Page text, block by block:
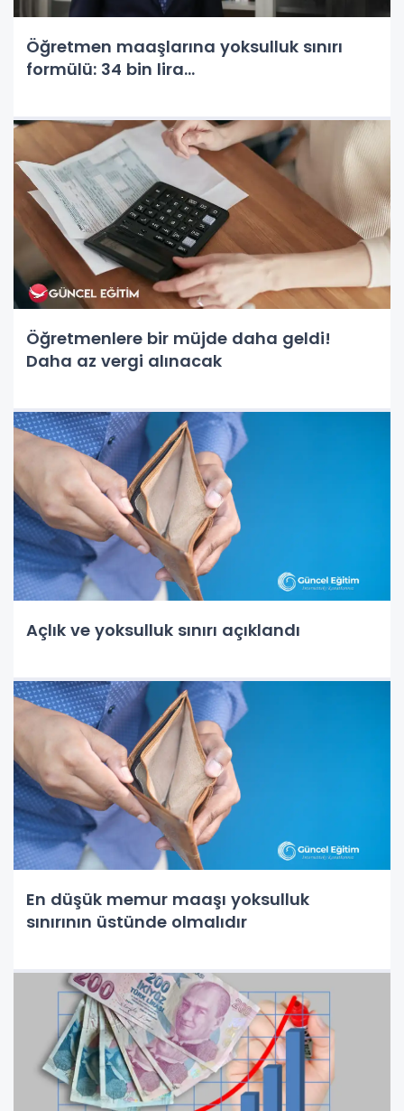
Öğretmen maaşlarına yoksulluk sınırı
formülü: 34 bin lira...
Öğretmenlere bir müjde daha geldi!
Daha az vergi alınacak
Açlık ve yoksulluk sınırı açıklandı
En düşük memur maaşı yoksulluk
sınırının üstünde olmalıdır